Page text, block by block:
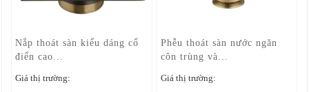
Nắp thoát sàn kiểu dáng cổ
điển cao...
Giá thị trường:
Phễu thoát sàn nước ngăn
côn trùng và...
Giá thị trường: